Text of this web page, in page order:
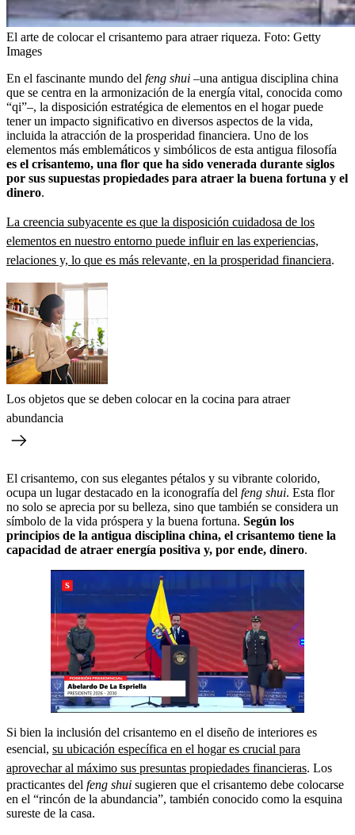
El arte de colocar el crisantemo para atraer riqueza. Foto: Getty
Images
En el fascinante mundo del feng shui –una antigua disciplina china
que se centra en la armonización de la energía vital, conocida como
“qi”–, la disposición estratégica de elementos en el hogar puede
tener un impacto significativo en diversos aspectos de la vida,
incluida la atracción de la prosperidad financiera. Uno de los
elementos más emblemáticos y simbólicos de esta antigua filosofía
es el crisantemo, una flor que ha sido venerada durante siglos
por sus supuestas propiedades para atraer la buena fortuna y el
dinero.
La creencia subyacente es que la disposición cuidadosa de los
elementos en nuestro entorno puede influir en las experiencias,
relaciones y, lo que es más relevante, en la prosperidad financiera.
Los objetos que se deben colocar en la cocina para atraer
abundancia
El crisantemo, con sus elegantes pétalos y su vibrante colorido,
ocupa un lugar destacado en la iconografía del feng shui. Esta flor
no solo se aprecia por su belleza, sino que también se considera un
símbolo de la vida próspera y la buena fortuna. Según los
principios de la antigua disciplina china, el crisantemo tiene la
capacidad de atraer energía positiva y, por ende, dinero.
Si bien la inclusión del crisantemo en el diseño de interiores es
esencial, su ubicación específica en el hogar es crucial para
aprovechar al máximo sus presuntas propiedades financieras. Los
practicantes del feng shui sugieren que el crisantemo debe colocarse
en el “rincón de la abundancia”, también conocido como la esquina
sureste de la casa.